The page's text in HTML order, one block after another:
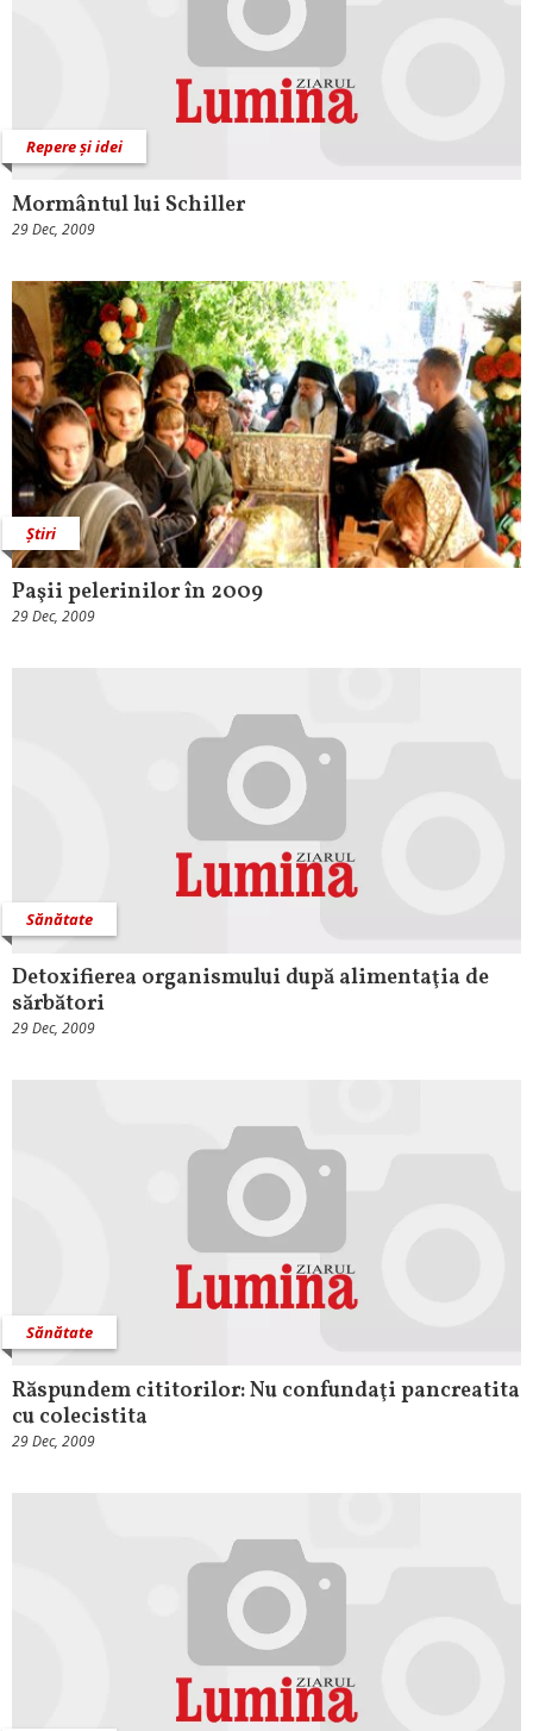
Repere și idei
Mormântul lui Schiller
29 Dec, 2009
Știri
Paşii pelerinilor în 2009
29 Dec, 2009
Sănătate
Detoxifierea organismului după alimentaţia de
sărbători
29 Dec, 2009
Sănătate
Răspundem cititorilor: Nu confundaţi pancreatita
cu colecistita
29 Dec, 2009